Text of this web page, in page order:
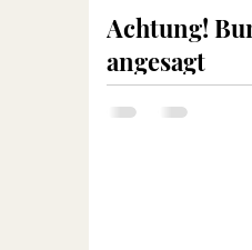
Achtung!
angesagt